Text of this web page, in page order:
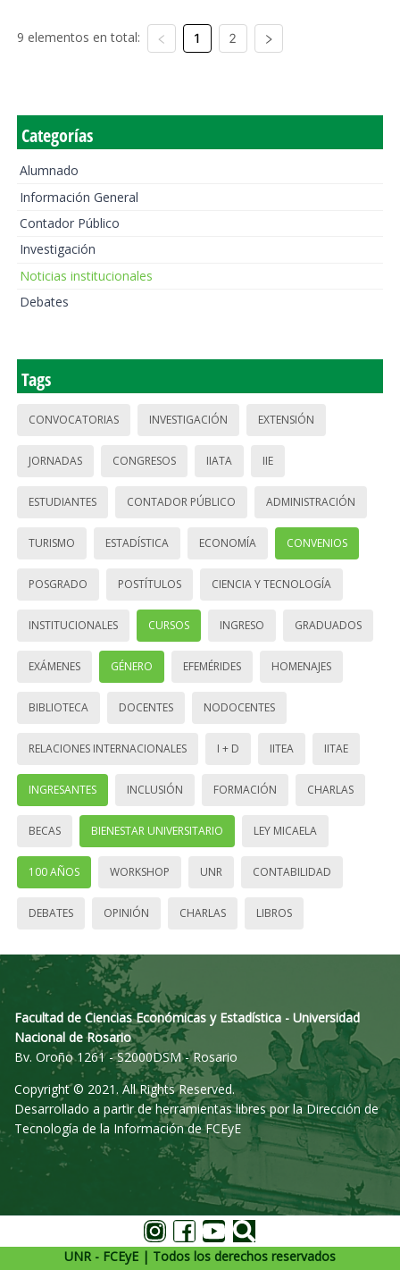
9 elementos en total: 1 2
Categorías
Alumnado
Información General
Contador Público
Investigación
Noticias institucionales
Debates
Tags
CONVOCATORIAS INVESTIGACIÓN EXTENSIÓN
JORNADAS CONGRESOS IIATA IIE
ESTUDIANTES CONTADOR PÚBLICO ADMINISTRACIÓN
TURISMO ESTADÍSTICA ECONOMÍA CONVENIOS
POSGRADO POSTÍTULOS CIENCIA Y TECNOLOGÍA
INSTITUCIONALES CURSOS INGRESO GRADUADOS
EXÁMENES GÉNERO EFEMÉRIDES HOMENAJES
BIBLIOTECA DOCENTES NODOCENTES
RELACIONES INTERNACIONALES I + D IITEA IITAE
INGRESANTES INCLUSIÓN FORMACIÓN CHARLAS
BECAS BIENESTAR UNIVERSITARIO LEY MICAELA
100 AÑOS WORKSHOP UNR CONTABILIDAD
DEBATES OPINIÓN CHARLAS LIBROS
Facultad de Ciencias Económicas y Estadística - Universidad
Nacional de Rosario
Bv. Oroño 1261 - S2000DSM - Rosario
Copyright © 2021. All Rights Reserved.
Desarrollado a partir de herramientas libres por la Dirección de
Tecnología de la Información de FCEyE
UNR - FCEyE | Todos los derechos reservados